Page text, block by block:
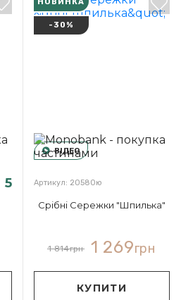
5
-30%
ВІДЕО
Артикул: 20580ю
Срібні Сережки "Шпилька"
1 814грн 1 269грн
КУПИТИ